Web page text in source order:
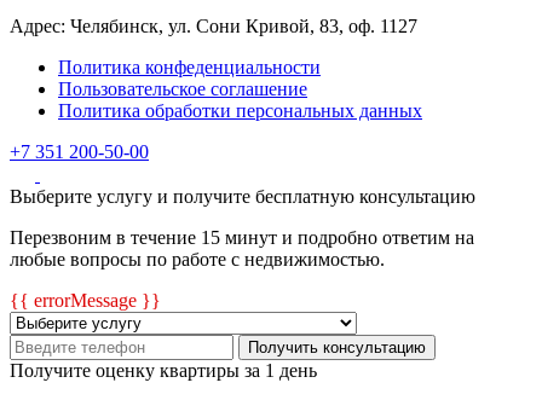
Адрес: Челябинск, ул. Сони Кривой, 83, оф. 1127
Политика конфеденциальности
Пользовательское соглашение
Политика обработки персональных данных
+7 351 200-50-00
Выберите услугу и получите бесплатную консультацию
Перезвоним в течение 15 минут и подробно ответим на
любые вопросы по работе с недвижимостью.
{{ errorMessage }}
Получить консультацию
Получите оценку квартиры за 1 день